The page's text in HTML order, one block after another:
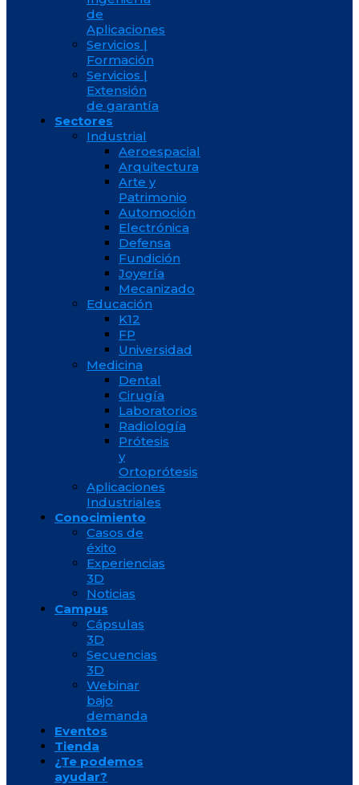
de
Aplicaciones
Servicios |
Formación
Servicios |
Extensión
de garantía
Sectores
Industrial
Aeroespacial
Arquitectura
Arte y
Patrimonio
Automoción
Electrónica
Defensa
Fundición
Joyería
Mecanizado
Educación
K12
FP
Universidad
Medicina
Dental
Cirugía
Laboratorios
Radiología
Prótesis
y
Ortoprótesis
Aplicaciones
Industriales
Conocimiento
Casos de
éxito
Experiencias
3D
Noticias
Campus
Cápsulas
3D
Secuencias
3D
Webinar
bajo
demanda
Eventos
Tienda
¿Te podemos
ayudar?